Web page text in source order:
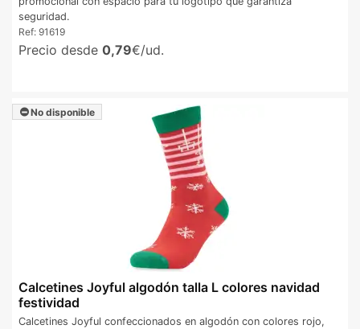
seguridad.
Ref: 91619
Precio desde 0,79€/ud.
No disponible
Calcetines Joyful algodón talla L colores navidad
festividad
Calcetines Joyful confeccionados en algodón con colores rojo,